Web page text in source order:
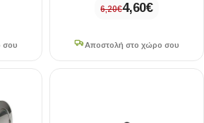
σου
6,20€4,60€
Αποστολή στο χώρο σου